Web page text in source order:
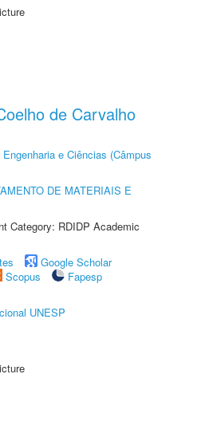
de Carvalho
e Ciências (Câmpus
DE MATERIAIS E
Category: RDIDP Academic
Google Scholar
Scopus
Fapesp
UNESP